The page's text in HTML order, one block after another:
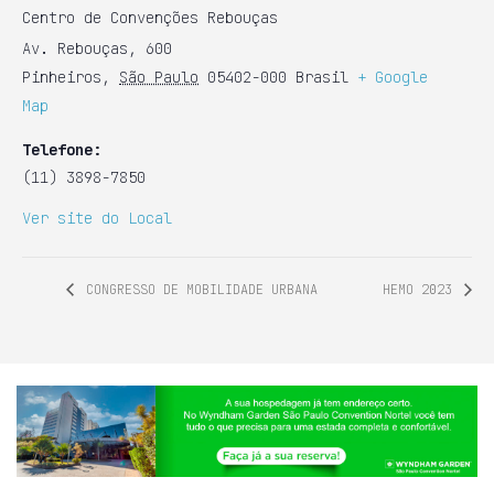
Centro de Convenções Rebouças
Av. Rebouças, 600
Pinheiros , São Paulo 05402-000 Brasil
+ Google
Map
Telefone:
(11) 3898-7850
Ver site do Local
CONGRESSO DE MOBILIDADE URBANA HEMO 2023